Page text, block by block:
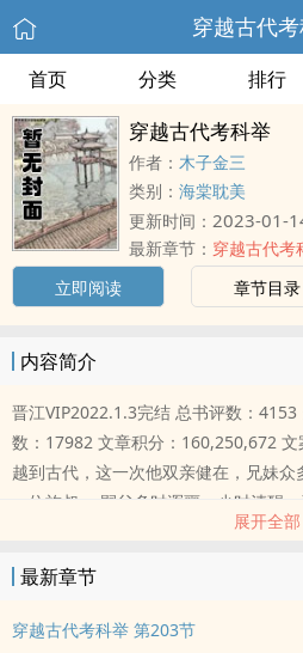
穿越古代
首页 分类 排行
穿越古代考科举
作者： 木子金三
类别： 海棠耽美
更新时间： 2023-01-
最新章节： 穿越古代考
立即阅读
章节目录
内容简介
晋江VIP2022.1.3完结 总书评数：
数：17982 文章积分：160,250,672
越到古代，这一次他双亲健在，兄妹
一位族叔。 嗣父多时浑噩，少时清醒
字。 叮，检测到时代文字，学习系统
当即应下。 最开始程叙言以为跟着系统
极幸运的事。渐渐地，他发现他小看系
法，反向薅学习系统羊毛。 习武习医
展开全部
最新章节
穿越古代考科举 第203节